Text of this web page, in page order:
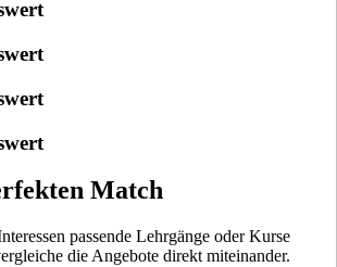
Match
passende Lehrgänge oder Kurse
die Angebote direkt miteinander.